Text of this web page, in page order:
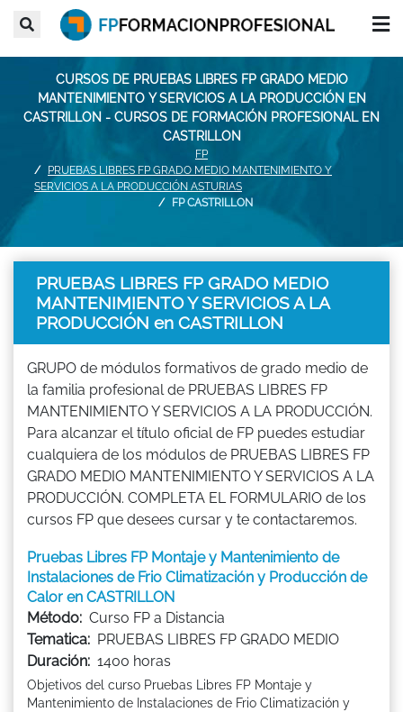
CURSOS DE PRUEBAS LIBRES FP GRADO MEDIO
MANTENIMIENTO Y SERVICIOS A LA PRODUCCIÓN EN
CASTRILLON - CURSOS DE FORMACIÓN PROFESIONAL EN
CASTRILLON
FP
PRUEBAS LIBRES FP GRADO MEDIO MANTENIMIENTO Y
SERVICIOS A LA PRODUCCIÓN ASTURIAS
FP CASTRILLON
PRUEBAS LIBRES FP GRADO MEDIO
MANTENIMIENTO Y SERVICIOS A LA
PRODUCCIÓN en CASTRILLON
GRUPO de módulos formativos de grado medio de
la familia profesional de PRUEBAS LIBRES FP
MANTENIMIENTO Y SERVICIOS A LA PRODUCCIÓN.
Para alcanzar el título oficial de FP puedes estudiar
cualquiera de los módulos de PRUEBAS LIBRES FP
GRADO MEDIO MANTENIMIENTO Y SERVICIOS A LA
PRODUCCIÓN. COMPLETA EL FORMULARIO de los
cursos FP que desees cursar y te contactaremos.
Pruebas Libres FP Montaje y Mantenimiento de
Instalaciones de Frio Climatización y Producción de
Calor en CASTRILLON
Método: Curso FP a Distancia
Tematica: PRUEBAS LIBRES FP GRADO MEDIO
Duración: 1400 horas
Objetivos del curso Pruebas Libres FP Montaje y
Mantenimiento de Instalaciones de Frio Climatización y